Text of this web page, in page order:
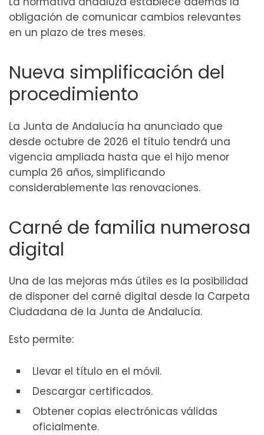
obligación de comunicar cambios relevantes
en un plazo de tres meses.
Nueva simplificación del
procedimiento
La Junta de Andalucía ha anunciado que
desde octubre de 2026 el título tendrá una
vigencia ampliada hasta que el hijo menor
cumpla 26 años, simplificando
considerablemente las renovaciones.
Carné de familia numerosa
digital
Una de las mejoras más útiles es la posibilidad
de disponer del carné digital desde la Carpeta
Ciudadana de la Junta de Andalucía.
Esto permite:
Llevar el título en el móvil.
Descargar certificados.
Obtener copias electrónicas válidas
oficialmente.